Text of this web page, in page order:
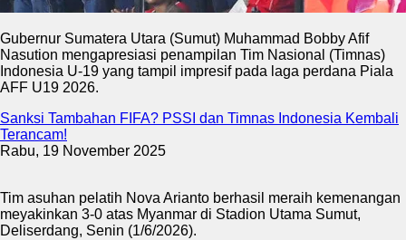
Gubernur Sumatera Utara (Sumut) Muhammad Bobby Afif
Nasution mengapresiasi penampilan Tim Nasional (Timnas)
Indonesia U-19 yang tampil impresif pada laga perdana Piala
AFF U19 2026.
Sanksi Tambahan FIFA? PSSI dan Timnas Indonesia Kembali
Terancam!
Rabu, 19 November 2025
Tim asuhan pelatih Nova Arianto berhasil meraih kemenangan
meyakinkan 3-0 atas Myanmar di Stadion Utama Sumut,
Deliserdang, Senin (1/6/2026).